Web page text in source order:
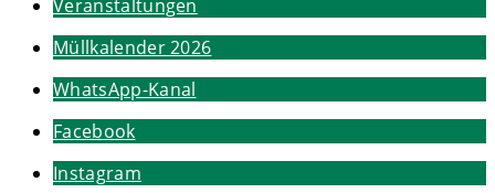
Veranstaltungen
Müllkalender 2026
WhatsApp-Kanal
Facebook
Instagram